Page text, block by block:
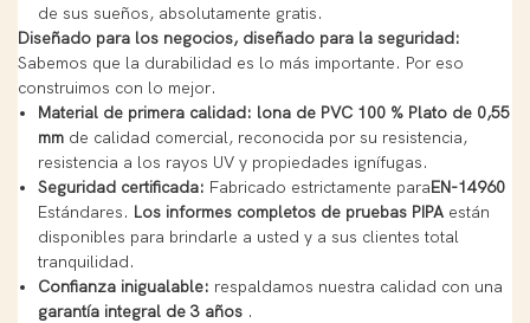
de sus sueños, absolutamente gratis.
Diseñado para los negocios, diseñado para la seguridad:
Sabemos que la durabilidad es lo más importante. Por eso
construimos con lo mejor.
Material de primera calidad: lona de PVC 100 % Plato de 0,55
mmde calidad comercial, reconocida por su resistencia,
resistencia a los rayos UV y propiedades ignífugas.
Seguridad certificada: Fabricado estrictamente paraEN-14960
Estándares. Los informes completos de pruebas PIPAestán
disponibles para brindarle a usted y a sus clientes total
tranquilidad.
Confianza inigualable: respaldamos nuestra calidad con una
garantía integral de 3 años.